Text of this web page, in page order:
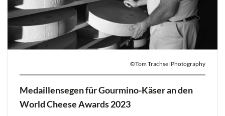
©Tom Trachsel Photography
Medaillensegen für Gourmino-Käser an den
World Cheese Awards 2023